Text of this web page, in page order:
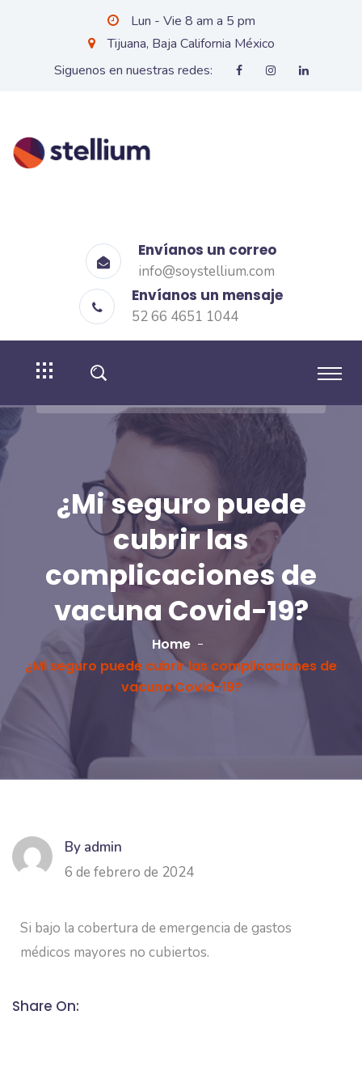
Lun - Vie 8 am a 5 pm
Tijuana, Baja California México
Siguenos en nuestras redes:
Envíanos un correo
info@soystellium.com
Envíanos un mensaje
52 66 4651 1044
¿Mi seguro puede
cubrir las
complicaciones de
vacuna Covid-19?
Home
¿Mi seguro puede cubrir las complicaciones de
vacuna Covid-19?
By admin
6 de febrero de 2024
Si bajo la cobertura de emergencia de gastos
médicos mayores no cubiertos.
Share On: